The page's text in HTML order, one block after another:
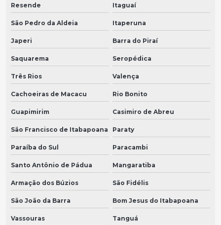
Resende Itaguaí
São Pedro da Aldeia Itaperuna
Japeri Barra do Piraí
Saquarema Seropédica
Três Rios Valença
Cachoeiras de Macacu Rio Bonito
Guapimirim Casimiro de Abreu
São Francisco de Itabapoana Paraty
Paraíba do Sul Paracambi
Santo Antônio de Pádua Mangaratiba
Armação dos Búzios São Fidélis
São João da Barra Bom Jesus do Itabapoana
Vassouras Tanguá